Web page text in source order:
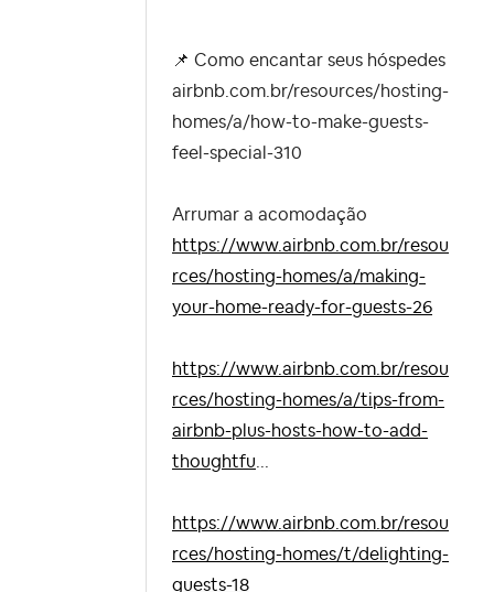
📌 Como encantar seus hóspedes
airbnb.com.br/resources/hosting-
homes/a/how-to-make-guests-
feel-special-310
Arrumar a acomodação
https://www.airbnb.com.br/resou
rces/hosting-homes/a/making-
your-home-ready-for-guests-26
https://www.airbnb.com.br/resou
rces/hosting-homes/a/tips-from-
airbnb-plus-hosts-how-to-add-
thoughtfu
https://www.airbnb.com.br/resou
rces/hosting-homes/t/delighting-
guests-18